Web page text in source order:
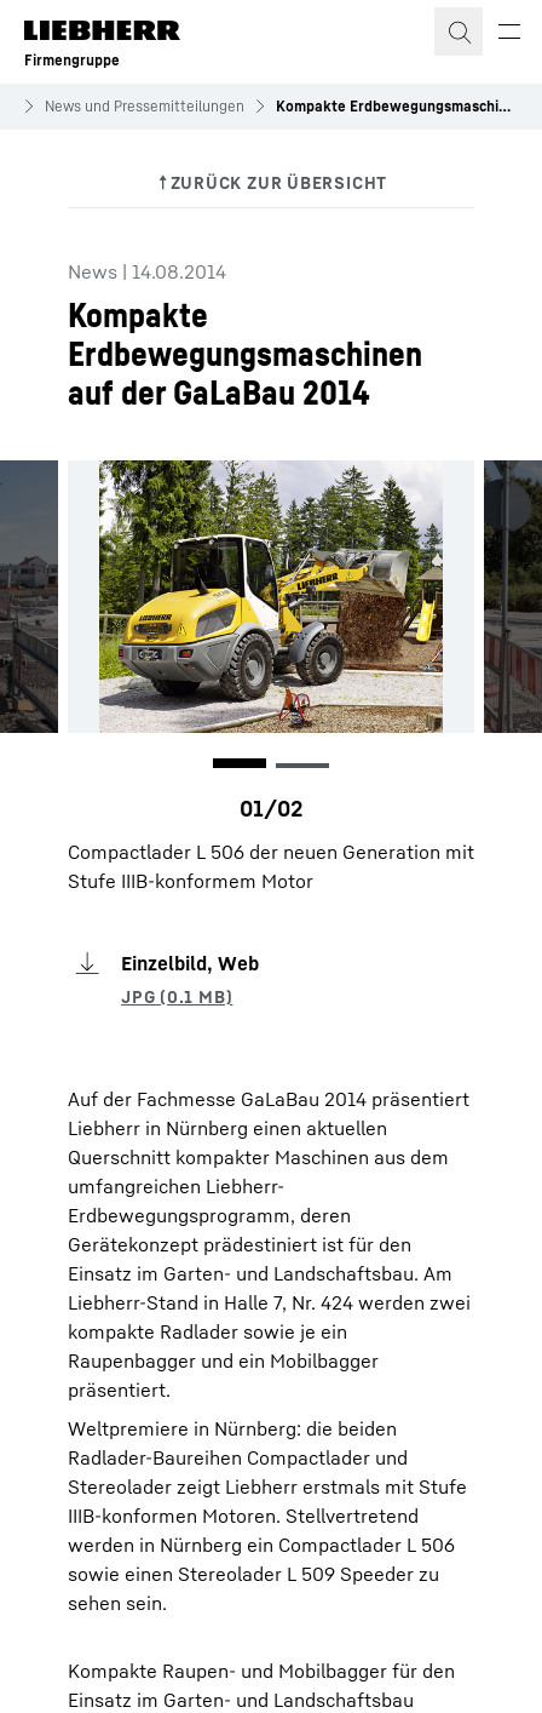
Zum Inhalt springen
Firmengruppe
News und Pressemitteilungen Kompakte Erdbewegungsmaschinen auf der GaLaBau 2014
News | 14.08.2014
Kompakte
Erdbewegungsmaschinen
auf der GaLaBau 2014
Compactlader L 506 der neuen Generation mit
Stufe IIIB-konformem Motor
Einzelbild, Web
Auf der Fachmesse GaLaBau 2014 präsentiert
Liebherr in Nürnberg einen aktuellen
Querschnitt kompakter Maschinen aus dem
umfangreichen Liebherr-
Erdbewegungsprogramm, deren
Gerätekonzept prädestiniert ist für den
Einsatz im Garten- und Landschaftsbau. Am
Liebherr-Stand in Halle 7, Nr. 424 werden zwei
kompakte Radlader sowie je ein
Raupenbagger und ein Mobilbagger
präsentiert.
Weltpremiere in Nürnberg: die beiden
Radlader-Baureihen Compactlader und
Stereolader zeigt Liebherr erstmals mit Stufe
IIIB-konformen Motoren. Stellvertretend
werden in Nürnberg ein Compactlader L 506
sowie einen Stereolader L 509 Speeder zu
sehen sein.
Kompakte Raupen- und Mobilbagger für den
Einsatz im Garten- und Landschaftsbau